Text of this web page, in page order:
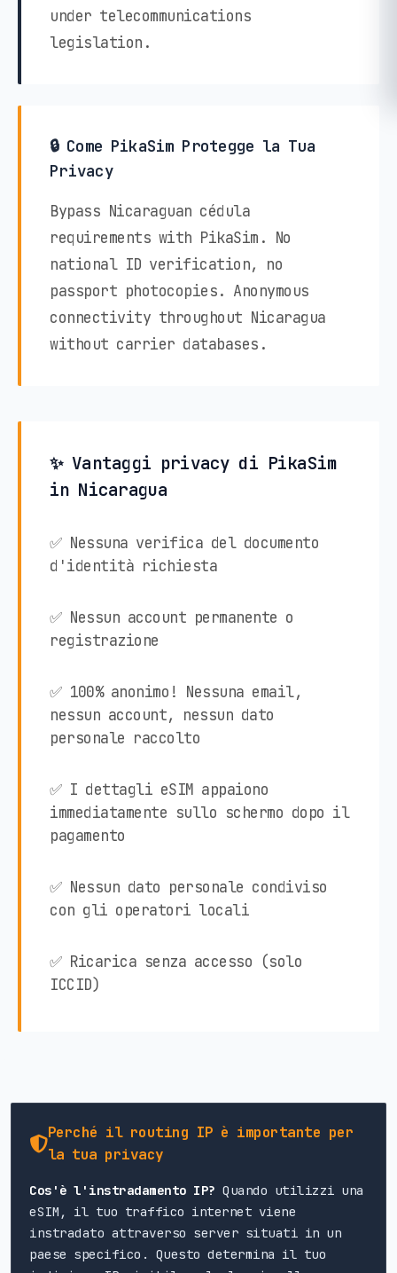
under telecommunications
legislation.
🔒 Come PikaSim Protegge la Tua
Privacy
Bypass Nicaraguan cédula
requirements with PikaSim. No
national ID verification, no
passport photocopies. Anonymous
connectivity throughout Nicaragua
without carrier databases.
✨ Vantaggi privacy di PikaSim
in Nicaragua
✅ Nessuna verifica del documento
d'identità richiesta
✅ Nessun account permanente o
registrazione
✅ 100% anonimo! Nessuna email,
nessun account, nessun dato
personale raccolto
✅ I dettagli eSIM appaiono
immediatamente sullo schermo dopo il
pagamento
✅ Nessun dato personale condiviso
con gli operatori locali
✅ Ricarica senza accesso (solo
ICCID)
Perché il routing IP è importante per
la tua privacy
Cos'è l'instradamento IP? Quando utilizzi una
eSIM, il tuo traffico internet viene
instradato attraverso server situati in un
paese specifico. Questo determina il tuo